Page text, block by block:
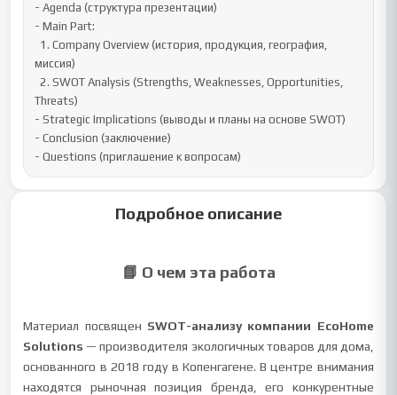
- Agenda (структура презентации)
- Main Part:
миссия)
  2. SWOT Analysis (Strengths, Weaknesses, Opportunities,
Threats)
- Strategic Implications (выводы и планы на основе SWOT)
- Conclusion (заключение)
- Questions (приглашение к вопросам)
Подробное описание
📘 О чем эта работа
Материал посвящен SWOT-анализу компании EcoHome
Solutions — производителя экологичных товаров для дома,
основанного в 2018 году в Копенгагене. В центре внимания
находятся рыночная позиция бренда, его конкурентные